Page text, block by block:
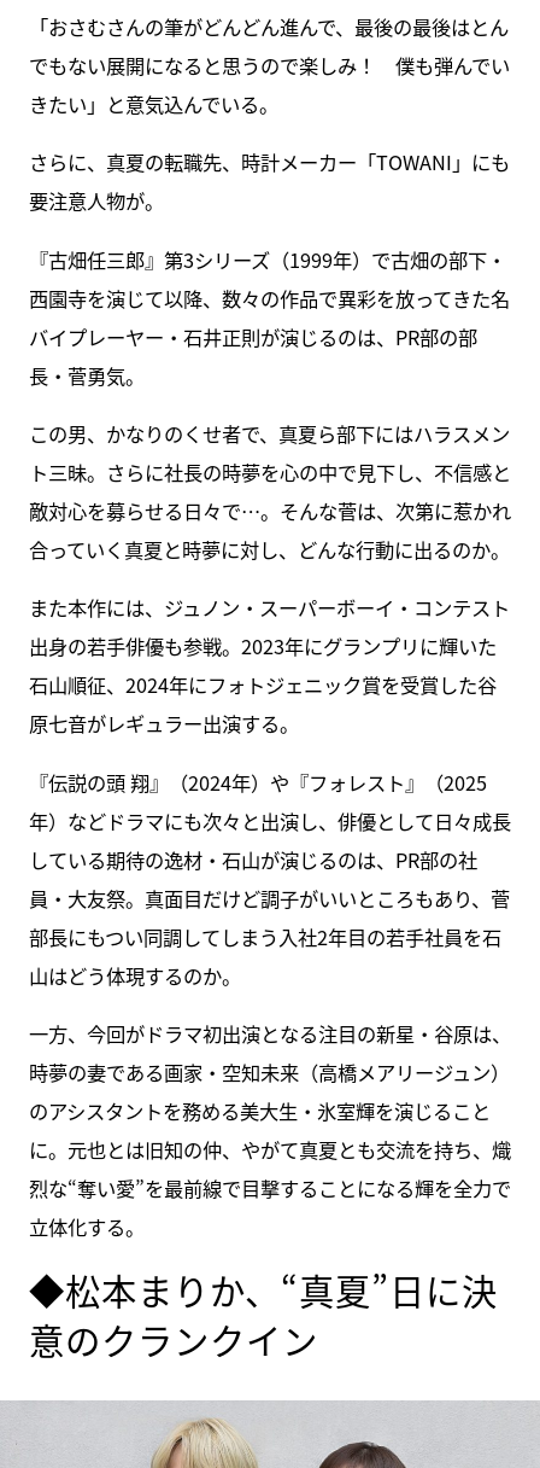
「おさむさんの筆がどんどん進んで、最後の最後はとん
でもない展開になると思うので楽しみ！ 僕も弾んでい
きたい」と意気込んでいる。
さらに、真夏の転職先、時計メーカー「TOWANI」にも
要注意人物が。
『古畑任三郎』第3シリーズ（1999年）で古畑の部下・
西園寺を演じて以降、数々の作品で異彩を放ってきた名
バイプレーヤー・石井正則が演じるのは、PR部の部
長・菅勇気。
この男、かなりのくせ者で、真夏ら部下にはハラスメン
ト三昧。さらに社長の時夢を心の中で見下し、不信感と
敵対心を募らせる日々で…。そんな菅は、次第に惹かれ
合っていく真夏と時夢に対し、どんな行動に出るのか。
また本作には、ジュノン・スーパーボーイ・コンテスト
出身の若手俳優も参戦。2023年にグランプリに輝いた
石山順征、2024年にフォトジェニック賞を受賞した谷
原七音がレギュラー出演する。
『伝説の頭 翔』（2024年）や『フォレスト』（2025
年）などドラマにも次々と出演し、俳優として日々成長
している期待の逸材・石山が演じるのは、PR部の社
員・大友祭。真面目だけど調子がいいところもあり、菅
部長にもつい同調してしまう入社2年目の若手社員を石
山はどう体現するのか。
一方、今回がドラマ初出演となる注目の新星・谷原は、
時夢の妻である画家・空知未来（高橋メアリージュン）
のアシスタントを務める美大生・氷室輝を演じること
に。元也とは旧知の仲、やがて真夏とも交流を持ち、熾
烈な“奪い愛”を最前線で目撃することになる輝を全力で
立体化する。
◆松本まりか、“真夏”日に決
意のクランクイン